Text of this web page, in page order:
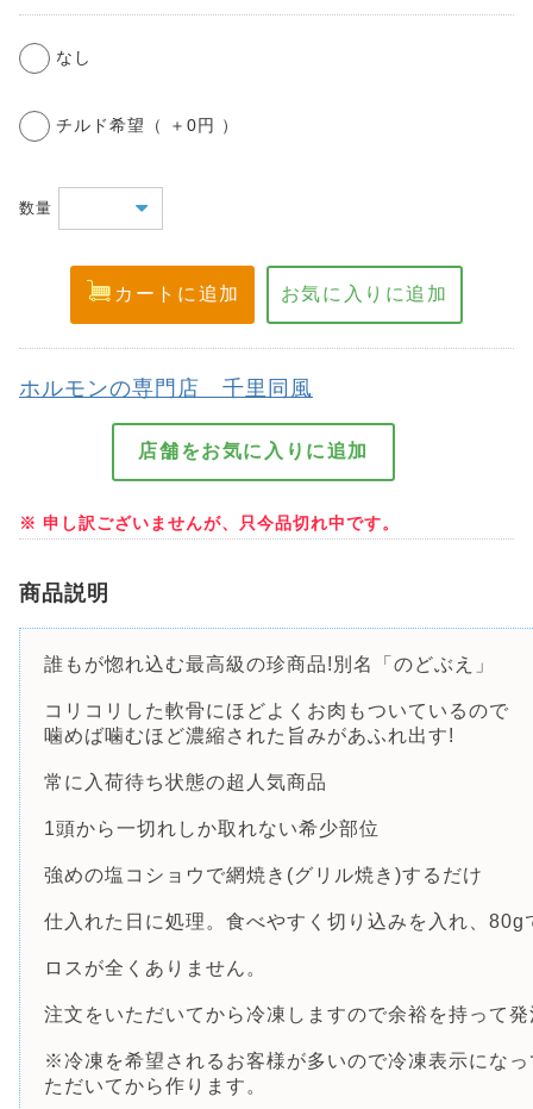
なし
チルド希望（ ＋0円 ）
数量
ホルモンの専門店 千里同風
※ 申し訳ございませんが、只今品切れ中です。
商品説明
誰もが惚れ込む最高級の珍商品!別名「のどぶえ」
コリコリした軟骨にほどよくお肉もついているので
噛めば噛むほど濃縮された旨みがあふれ出す!
常に入荷待ち状態の超人気商品
1頭から一切れしか取れない希少部位
強めの塩コショウで網焼き(グリル焼き)するだけ
仕入れた日に処理。食べやすく切り込みを入れ、80g
ロスが全くありません。
注文をいただいてから冷凍しますので余裕を持って
※冷凍を希望されるお客様が多いので冷凍表示にな
ただいてから作ります。